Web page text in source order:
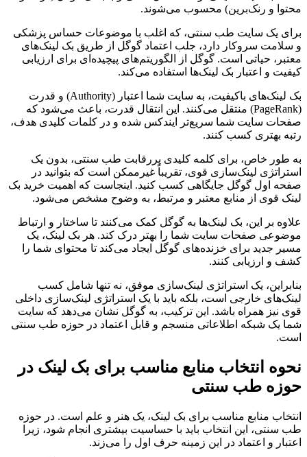
محتوا و رنک‌برین) محسوب می‌شوند.
برای یک سایت طب سنتی، که اغلب با موضوعات حساس پزشکی
و سلامت سروکار دارد، جلب اعتماد گوگل از طریق بک لینک‌های
معتبر، حیاتی است. گوگل از الگوریتم‌های پیچیده‌ای برای ارزیابی
کیفیت و اعتبار بک لینک‌ها استفاده می‌کند.
بک لینک‌های باکیفیت، به سایت شما اعتبار (Authority) و قدرت
(PageRank) منتقل می‌کنند. این انتقال قدرت، باعث می‌شود که
صفحات سایت شما سریع‌تر ایندکس شده و در کلمات کلیدی هدف،
رتبه بهتری کسب کنند.
به طور خاص، برای کلمه کلیدی پررقابت طب سنتی، بدون یک
استراتژی لینک‌سازی قوی، تقریباً غیرممکن است که بتوانید در
صفحه اول گوگل جایگاهی کسب کنید. اینجاست که اهمیت خرید بک
لینک قوی از منابع معتبر و مرتبط، به وضوح مشخص می‌شود.
علاوه بر این، بک لینک‌ها به گوگل کمک می‌کنند تا ساختار و ارتباط
موضوعی صفحات سایت شما را بهتر درک کند. هر بک لینک، یک
مسیر جدید برای خزنده‌های گوگل ایجاد می‌کند تا محتوای شما را
کشف و ارزیابی کنند.
بنابراین، یک استراتژی لینک‌سازی موفق، نه تنها شامل کسب
لینک‌های خارجی است، بلکه باید با یک استراتژی لینک‌سازی داخلی
قوی نیز همراه باشد. این ترکیب، به گوگل نشان می‌دهد که سایت
شما یک شبکه اطلاعاتی منسجم و قابل اعتماد در حوزه طب سنتی
است.
نحوه انتخاب منابع مناسب برای بک لینک در
حوزه طب سنتی
انتخاب منابع مناسب برای بک لینک، یک هنر و علم است. در حوزه
طب سنتی، این انتخاب باید با حساسیت بیشتری انجام شود، زیرا
اعتبار و اعتماد در این زمینه حرف اول را می‌زند.